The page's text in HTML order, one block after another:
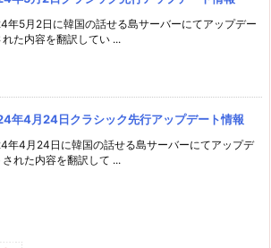
年5月2日に韓国の話せる島サーバーにてアップデー
れた内容を翻訳してい ...
年4月24日クラシック先行アップデート情報
年4月24日に韓国の話せる島サーバーにてアップデ
された内容を翻訳して ...